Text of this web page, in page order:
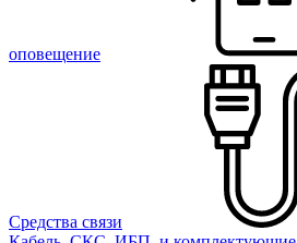
оповещение
Средства связи